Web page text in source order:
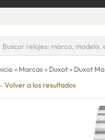
» Marcas» Duxot» Duxot
Volver a los resultados